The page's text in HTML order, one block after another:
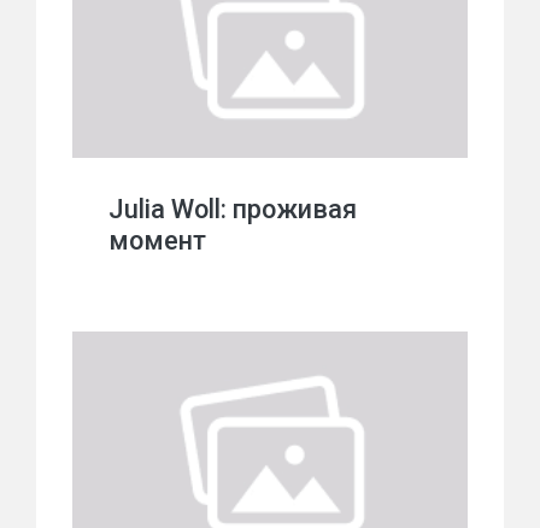
Julia Woll: проживая
момент